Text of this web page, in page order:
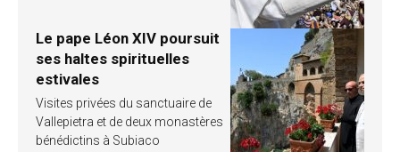
Le pape Léon XIV poursuit
ses haltes spirituelles
estivales
Visites privées du sanctuaire de
Vallepietra et de deux monastères
bénédictins à Subiaco